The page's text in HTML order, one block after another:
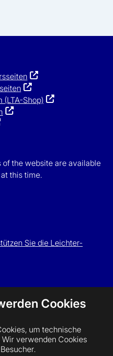
Cookies
um technische
verwenden Cookies
Shop)
the website are available
this time.
Sie die Leichter-
als Luft e.V. | powered